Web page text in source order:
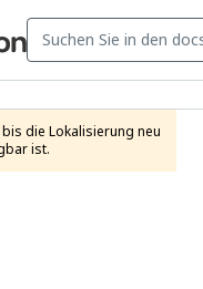
die Lokalisierung neu
ist.